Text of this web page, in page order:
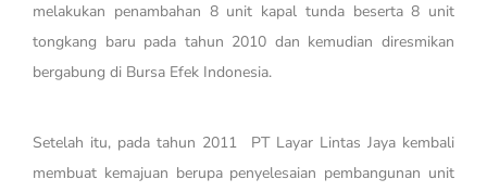
melakukan penambahan 8 unit kapal tunda beserta 8 unit
tongkang baru pada tahun 2010 dan kemudian diresmikan
bergabung di Bursa Efek Indonesia.
Setelah itu, pada tahun 2011 PT Layar Lintas Jaya kembali
membuat kemajuan berupa penyelesaian pembangunan unit